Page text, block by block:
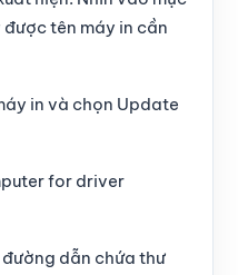
tên máy in cần
in và chọn Update
for driver
dẫn chứa thư